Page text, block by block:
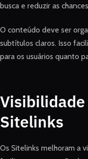
busca e reduzir as
O conteúdo deve ser
subtítulos claros. Isso
para os usuários quanto
Sitelinks
Os Sitelinks melhoram a